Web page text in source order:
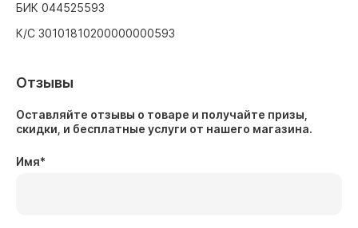
БИК 044525593
К/С 30101810200000000593
Отзывы
Оставляйте отзывы о товаре и получайте призы,
скидки, и бесплатные услуги от нашего магазина.
Имя*